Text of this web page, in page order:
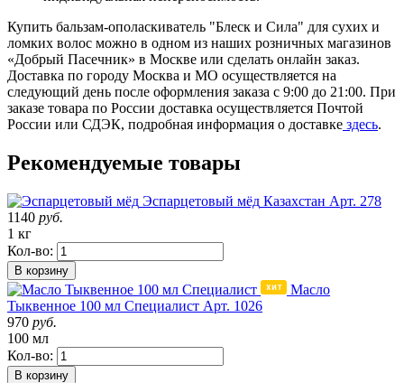
Купить бальзам-ополаскиватель "Блеск и Сила" для сухих и
ломких волос можно в одном из наших розничных магазинов
«Добрый Пасечник» в Москве или сделать онлайн заказ.
Доставка по городу Москва и МО осуществляется на
следующий день после оформления заказа с 9:00 до 21:00. При
заказе товара по России доставка осуществляется Почтой
России или СДЭК, подробная информация о доставке здесь.
Рекомендуемые товары
Эспарцетовый мёд Казахстан Арт. 278
1140 руб.
1 кг
Кол-во:
В корзину
Масло
Тыквенное 100 мл Специалист Арт. 1026
970 руб.
100 мл
Кол-во:
В корзину